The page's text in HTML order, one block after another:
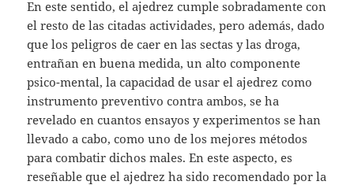
En este sentido, el ajedrez cumple sobradamente con
el resto de las citadas actividades, pero además, dado
que los peligros de caer en las sectas y las droga,
entrañan en buena medida, un alto componente
psico-mental, la capacidad de usar el ajedrez como
instrumento preventivo contra ambos, se ha
revelado en cuantos ensayos y experimentos se han
llevado a cabo, como uno de los mejores métodos
para combatir dichos males. En este aspecto, es
reseñable que el ajedrez ha sido recomendado por la